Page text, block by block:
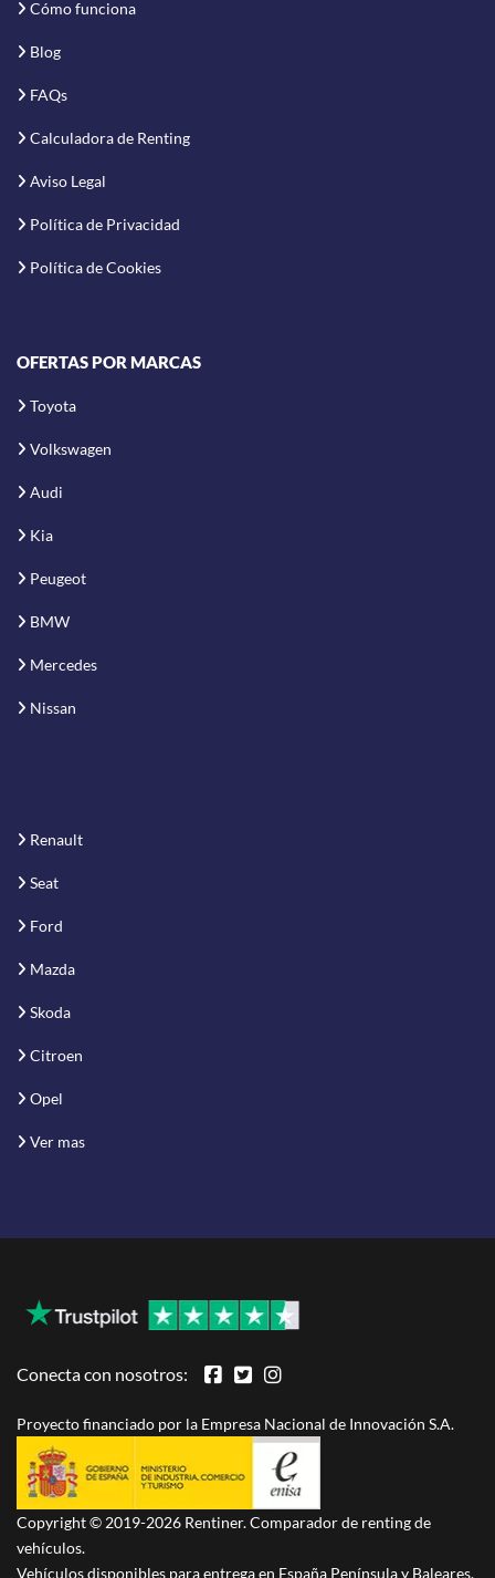
Cómo funciona
Blog
FAQs
Calculadora de Renting
Aviso Legal
Política de Privacidad
Política de Cookies
OFERTAS POR MARCAS
Toyota
Volkswagen
Audi
Kia
Peugeot
BMW
Mercedes
Nissan
Renault
Seat
Ford
Mazda
Skoda
Citroen
Opel
Ver mas
Conecta con nosotros:
Proyecto financiado por la Empresa Nacional de Innovación S.A.
Copyright © 2019-2026 Rentiner. Comparador de renting de
vehículos.
Vehículos disponibles para entrega en España Península y Baleares.